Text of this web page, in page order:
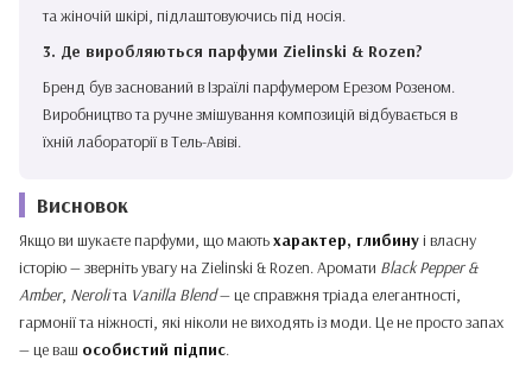
та жіночій шкірі, підлаштовуючись під носія.
3. Де виробляються парфуми Zielinski & Rozen?
Бренд був заснований в Ізраїлі парфумером Ерезом Розеном.
Виробництво та ручне змішування композицій відбувається в
їхній лабораторії в Тель-Авіві.
Висновок
Якщо ви шукаєте парфуми, що маютьхарактер, глибинуі власну
історію — зверніть увагу на Zielinski & Rozen. Аромати Black Pepper &
Amber, Neroliта Vanilla Blend— це справжня тріада елегантності,
гармонії та ніжності, які ніколи не виходять із моди. Це не просто запах
— це ваш особистий підпис.